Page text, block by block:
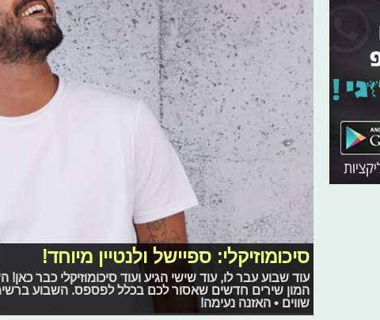
סיכומוזיקלי: ספיישל ולנטיין מיוחד!
עוד שבוע עבר לו, עוד שישי הגיע ועוד סיכומוזיקלי כבר כאן!
המון שירים חדשים שאסור לכם בכלל לפספס. השבוע
שווים • האזנה נעימה!